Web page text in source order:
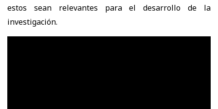
estos sean relevantes para el desarrollo de la
investigación.